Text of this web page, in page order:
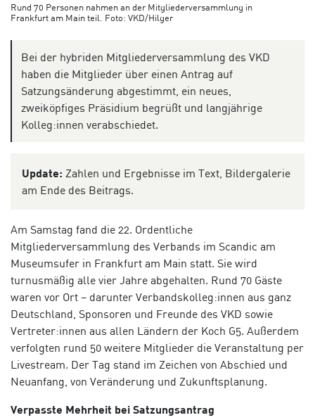
Rund 70 Personen nahmen an der Mitgliederversammlung in
Frankfurt am Main teil. Foto: VKD/Hilger
Bei der hybriden Mitgliederversammlung des VKD
haben die Mitglieder über einen Antrag auf
Satzungsänderung abgestimmt, ein neues,
zweiköpfiges Präsidium begrüßt und langjährige
Kolleg:innen verabschiedet.
Update: Zahlen und Ergebnisse im Text, Bildergalerie
am Ende des Beitrags.
Am Samstag fand die 22. Ordentliche
Mitgliederversammlung des Verbands im Scandic am
Museumsufer in Frankfurt am Main statt. Sie wird
turnusmäßig alle vier Jahre abgehalten. Rund 70 Gäste
waren vor Ort – darunter Verbandskolleg:innen aus ganz
Deutschland, Sponsoren und Freunde des VKD sowie
Vertreter:innen aus allen Ländern der Koch G5. Außerdem
verfolgten rund 50 weitere Mitglieder die Veranstaltung per
Livestream. Der Tag stand im Zeichen von Abschied und
Neuanfang, von Veränderung und Zukunftsplanung.
Verpasste Mehrheit bei Satzungsantrag